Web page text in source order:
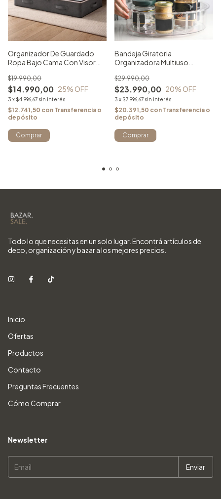
Organizador De Guardado
Ropa Bajo Cama Con Visor
$14.990,00
$19.990,00
25% OFF
3 x $4.996,67 sin interés
$12.741,50 con Transferencia o
depósito
Bandeja Giratoria
Organizadora Multiuso
$23.990,00
$29.990,00
20% OFF
3 x $7.996,67 sin interés
$20.391,50 con Transferencia o
depósito
Comprar
Todo lo que necesitas en un solo lugar. Encontrá artículos de
deco, organización y bazar a los mejores precios.
Inicio
Ofertas
Productos
Contacto
Preguntas Frecuentes
Cómo Comprar
Newsletter